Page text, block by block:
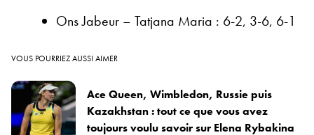
Ons Jabeur – Tatjana Maria : 6-2, 3-6, 6-1
VOUS POURRIEZ AUSSI AIMER
Ace Queen, Wimbledon, Russie puis
Kazakhstan : tout ce que vous avez
toujours voulu savoir sur Elena Rybakina